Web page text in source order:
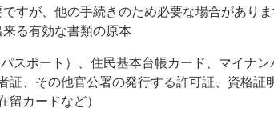
すが、他の手続きのため必要な場合がありま
る有効な書類の原本
スポート）、住民基本台帳カード、マイナン
証、その他官公署の発行する許可証、資格証
留カードなど）